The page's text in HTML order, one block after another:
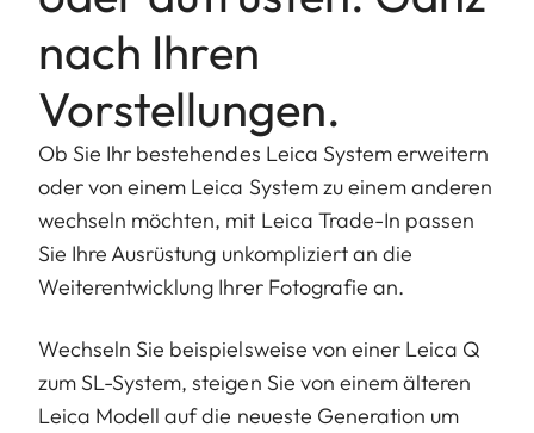
nach Ihren
Vorstellungen.
Ob Sie Ihr bestehendes Leica System erweitern
oder von einem Leica System zu einem anderen
wechseln möchten, mit Leica Trade-In passen
Sie Ihre Ausrüstung unkompliziert an die
Weiterentwicklung Ihrer Fotografie an.
Wechseln Sie beispielsweise von einer Leica Q
zum SL-System, steigen Sie von einem älteren
Leica Modell auf die neueste Generation um